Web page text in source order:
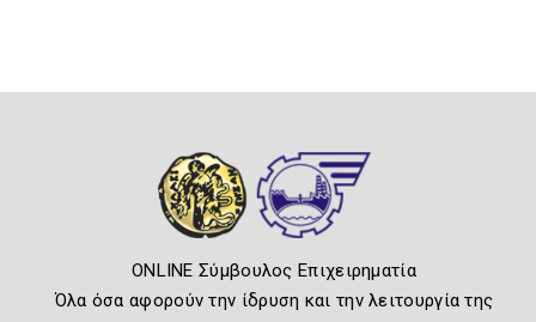
ONLINE Σύμβουλος Επιχειρηματία
Όλα όσα αφορούν την ίδρυση και την λειτουργία της